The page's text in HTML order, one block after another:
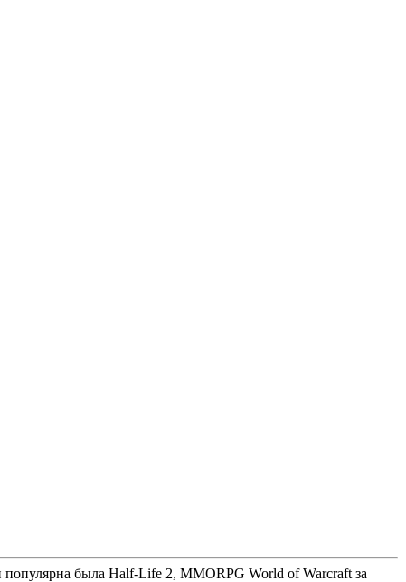
была Half-Life 2, MMORPG World of Warcraft за